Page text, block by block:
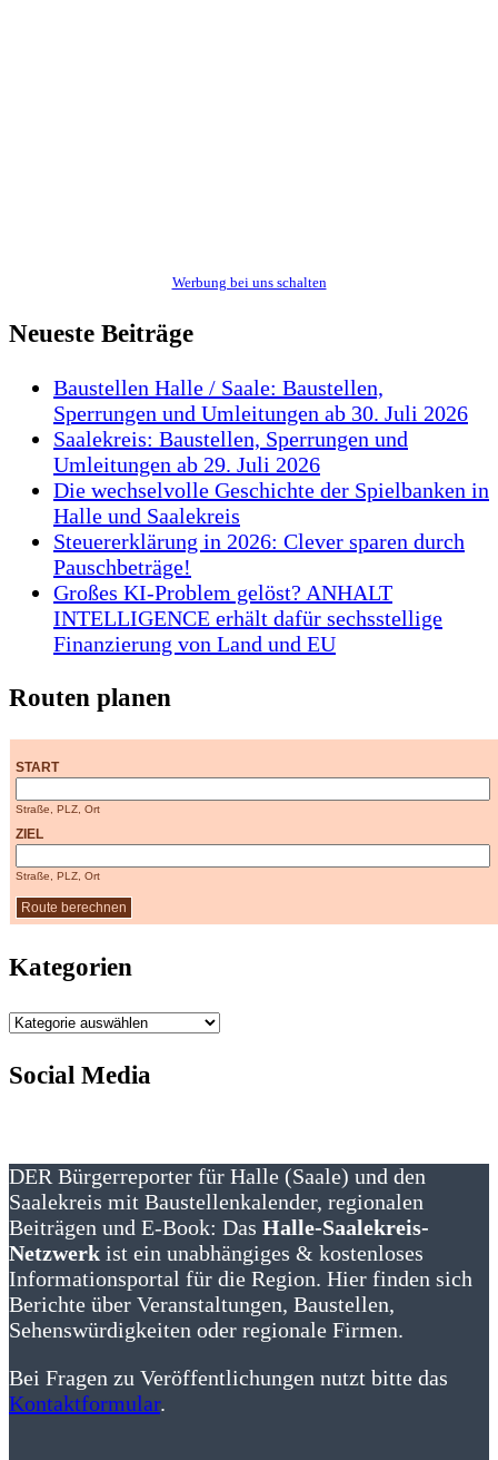
Werbung bei uns schalten
Neueste Beiträge
Baustellen Halle / Saale: Baustellen,
Sperrungen und Umleitungen ab 30. Juli 2026
Saalekreis: Baustellen, Sperrungen und
Umleitungen ab 29. Juli 2026
Die wechselvolle Geschichte der Spielbanken in
Halle und Saalekreis
Steuererklärung in 2026: Clever sparen durch
Pauschbeträge!
Großes KI-Problem gelöst? ANHALT
INTELLIGENCE erhält dafür sechsstellige
Finanzierung von Land und EU
Routen planen
START
Straße, PLZ, Ort
ZIEL
Straße, PLZ, Ort
Kategorien
Kategorien
Social Media
DER Bürgerreporter für Halle (Saale) und den
Saalekreis mit Baustellenkalender, regionalen
Beiträgen und E-Book: Das Halle-Saalekreis-
Netzwerk ist ein unabhängiges & kostenloses
Informationsportal für die Region. Hier finden sich
Berichte über Veranstaltungen, Baustellen,
Sehenswürdigkeiten oder regionale Firmen.
Bei Fragen zu Veröffentlichungen nutzt bitte das
Kontaktformular.